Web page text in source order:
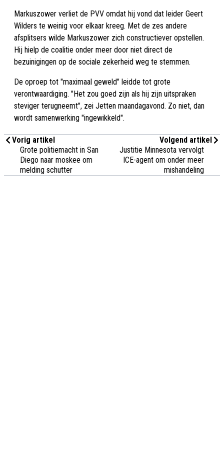
Markuszower verliet de PVV omdat hij vond dat leider Geert
Wilders te weinig voor elkaar kreeg. Met de zes andere
afsplitsers wilde Markuszower zich constructiever opstellen.
Hij hielp de coalitie onder meer door niet direct de
bezuinigingen op de sociale zekerheid weg te stemmen.
De oproep tot "maximaal geweld" leidde tot grote
verontwaardiging. "Het zou goed zijn als hij zijn uitspraken
steviger terugneemt", zei Jetten maandagavond. Zo niet, dan
wordt samenwerking "ingewikkeld".
Vorig artikel
Grote politiemacht in San
Diego naar moskee om
melding schutter
Volgend artikel
Justitie Minnesota vervolgt
ICE-agent om onder meer
mishandeling